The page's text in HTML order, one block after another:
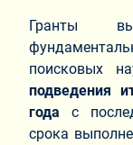
Гранты
поисковых
подведения
года с
срока